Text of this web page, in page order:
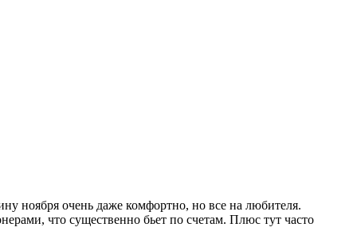
ноября очень даже комфортно, но все на любителя.
что существенно бьет по счетам. Плюс тут часто